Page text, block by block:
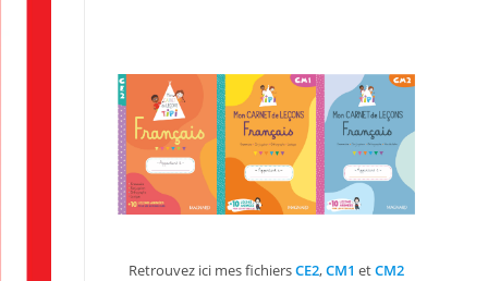
Retrouvez ici mes fichiersCE2,CM1 etCM2